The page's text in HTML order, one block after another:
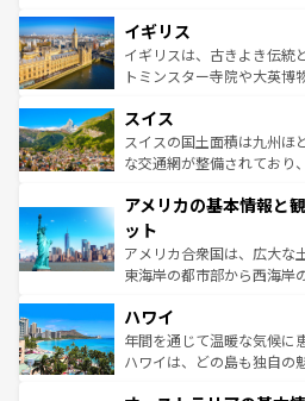
香り高いラベンダー畑など
らに、パリ以外の地域にも
も豊かな歴史と文化が息づ
を参照してほしい。
顔を持つこの国は、どこを
ルリンの文化的活気、バイ
してライン川沿いのワイン
は、お酒好きな人にはぜひ体験して
ドイツ情報はコンテンツ一
イギリス
イギリスは、古きよき伝統
トミンスター寺院や大英博
リアごとに異なる魅力があ
ティー、ビール好きにはた
戦など、本場だからこそで
ンツ一覧を参照してほしい
スイス
スイスの国土面積は九州ほ
な交通網が整備されており
の建物がそのまま残る町や
博物館もあり、アルプス観
ことができる。国民の所得
者向けの交通パス提供のサ
着のスイス情報は
アメリカの基本情報と
ット
アメリカ合衆国は、広大な
東海岸の都市部から西海岸
のような巨大都市は、観光
ンメントが詰まった刺激的
西部には大自然が広がり、
ハワイ
年間を通じて温暖な気候に
ハワイは、どの島も独自の